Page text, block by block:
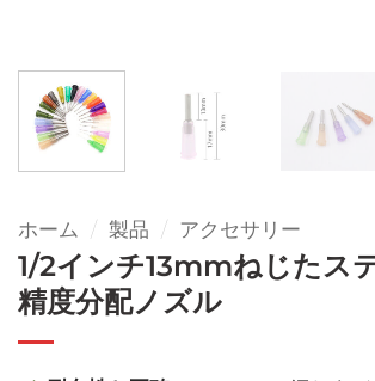
ホーム / 製品 / アクセサリー
1/2インチ13mmねじたス
精度分配ノズル